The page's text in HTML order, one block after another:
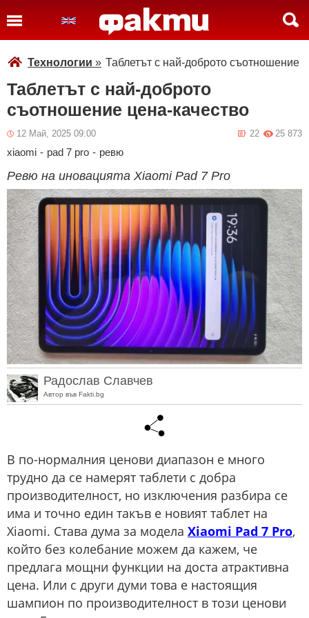
Технологии » Таблетът с най-доброто съотношение
Таблетът с най-доброто
съотношение цена-качество
12 Май, 2025 09:00 25 873
22
xiaomi - pad 7 pro - ревю
Ревю на иновацията Xiaomi Pad 7 Pro
Радослав Славчев
Автор във Fakti.bg
В по-нормалния ценови диапазон е много
трудно да се намерят таблети с добра
производителност, но изключения разбира се
има и точно един такъв е новият таблет на
Xiaomi. Става дума за модела Xiaomi Pad 7 Pro,
който без колебание можем да кажем, че
предлага мощни функции на доста атрактивна
цена. Или с други думи това е настоящия
шампион по производителност в този ценови